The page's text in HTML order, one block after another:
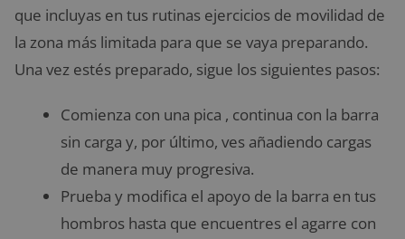
que incluyas en tus rutinas ejercicios de movilidad de
la zona más limitada para que se vaya preparando.
Una vez estés preparado, sigue los siguientes pasos:
Comienza con una pica , continua con la barra
sin carga y, por último, ves añadiendo cargas
de manera muy progresiva.
Prueba y modifica el apoyo de la barra en tus
hombros hasta que encuentres el agarre con